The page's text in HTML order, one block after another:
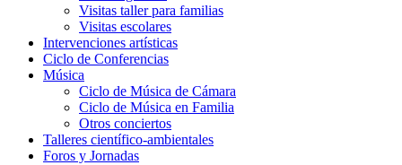
Visitas taller para familias
Visitas escolares
Intervenciones artísticas
Ciclo de Conferencias
Música
Ciclo de Música de Cámara
Ciclo de Música en Familia
Otros conciertos
Talleres científico-ambientales
Foros y Jornadas